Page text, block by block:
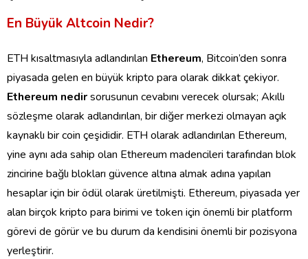
En Büyük Altcoin Nedir?
ETH kısaltmasıyla adlandırılan Ethereum, Bitcoin’den sonra
piyasada gelen en büyük kripto para olarak dikkat çekiyor.
Ethereum nedirsorusunun cevabını verecek olursak; Akıllı
sözleşme olarak adlandırılan, bir diğer merkezi olmayan açık
kaynaklı bir coin çeşididir. ETH olarak adlandırılan Ethereum,
yine aynı ada sahip olan Ethereum madencileri tarafından blok
zincirine bağlı blokları güvence altına almak adına yapılan
hesaplar için bir ödül olarak üretilmişti. Ethereum, piyasada yer
alan birçok kripto para birimi ve token için önemli bir platform
görevi de görür ve bu durum da kendisini önemli bir pozisyona
yerleştirir.